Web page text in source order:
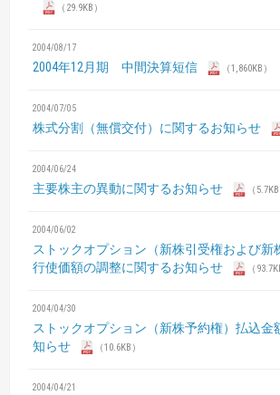
（29.9KB）
2004/08/17
2004年12月期 中間決算短信 （1,860KB）
2004/07/05
株式分割（無償交付）に関するお知らせ
2004/06/24
主要株主の異動に関するお知らせ （5.7KB
2004/06/02
ストックオプション（新株引受権および新
行使価額の調整に関するお知らせ
（
2004/04/30
ストックオプション（新株予約権）払込金
知らせ
（10.6KB）
2004/04/21